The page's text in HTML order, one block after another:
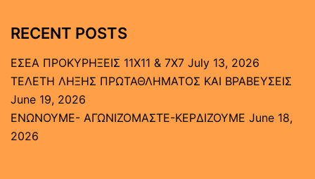
RECENT POSTS
ΕΣΕΑ ΠΡΟΚΥΡΗΞΕΙΣ 11Χ11 & 7Χ7 July 13, 2026
ΤΕΛΕΤΗ ΛΗΞΗΣ ΠΡΩΤΑΘΛΗΜΑΤΟΣ ΚΑΙ ΒΡΑΒΕΥΣΕΙΣ
June 19, 2026
ΕΝΩΝΟΥΜΕ- ΑΓΩΝΙΖΟΜΑΣΤΕ-ΚΕΡΔΙΖΟΥΜΕ June 18,
2026